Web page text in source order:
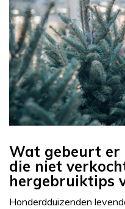
Wat gebeurt er
die niet
hergebruiktips
Honderdduizenden